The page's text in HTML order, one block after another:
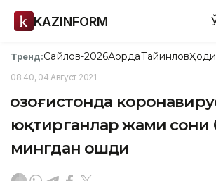
KAZINFORM
Тренд:Сайлов-2026АқордаТайинлов
08:40, 04 Август 2021
Қозоғистонда
юқтирганлар жами сони
мингдан ошди